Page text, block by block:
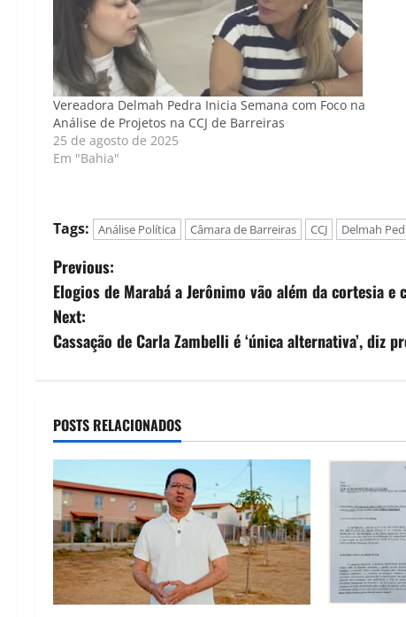
Vereadora Delmah Pedra Inicia Semana com Foco na
Análise de Projetos na CCJ de Barreiras
25 de agosto de 2025
Em "Bahia"
Tags: Análise Política Câmara de Barreiras CCJ Delmah
P
o
s
n
a
v
i
g
a
Previous:
Elogios de Marabá a Jerônimo vão além da cortesia
Next:
Cassação de Carla Zambelli é ‘única alternativa’, diz
POSTS RELACIONADOS